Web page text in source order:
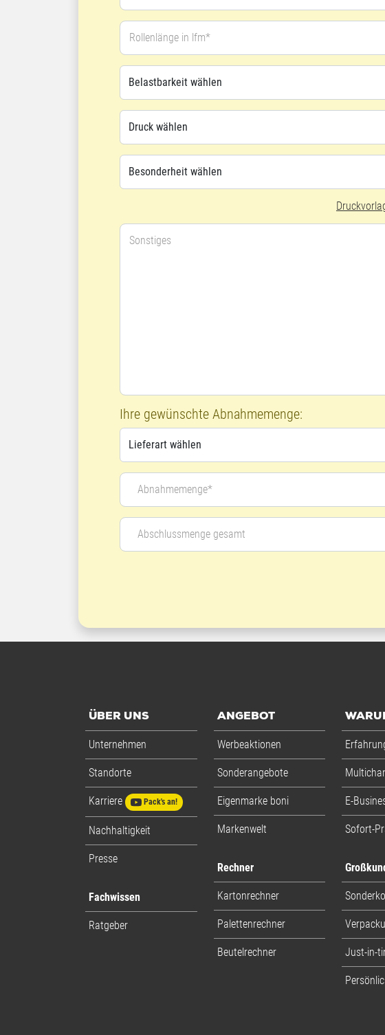
Rollenlänge in lfm*
Sonstiges
Ihre gewünschte Abnahmemenge:
Abnahmemenge*
Abschlussmenge gesamt
ÜBER UNS
Unternehmen
Standorte
Karriere Pack's an!
Nachhaltigkeit
Presse
Fachwissen
Ratgeber
ANGEBOT
Werbeaktionen
Sonderangebote
Eigenmarke boni
Markenwelt
Rechner
Kartonrechner
Palettenrechner
Beutelrechner
E-
Sofort-
Just-in-